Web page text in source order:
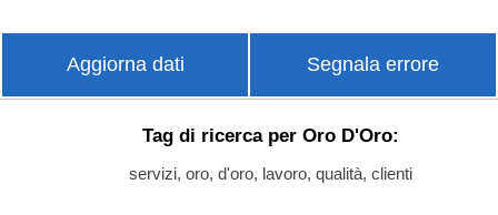
Aggiorna dati Segnala errore
Tag di ricerca per Oro D'Oro:
servizi, oro, d'oro, lavoro, qualità, clienti